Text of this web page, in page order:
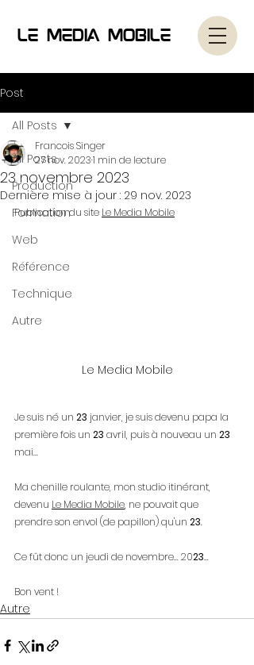
Le Media Mobile
Post
All Posts
Production
Formation
Web
Référence
Technique
Autre
All Posts
23 novembre 2023
Francois Singer
27 nov. 20231 min de lecture
Dernière mise à jour : 29 nov. 2023
Publication du site Le Media Mobile
Le Media Mobile
Je suis né un 23 janvier, je suis devenu papa la
première fois un 23 avril, puis à nouveau un 23
mai...
Ma chenille roulante, mon studio itinérant,
devenu Le Media Mobile, ne pouvait que
prendre son envol (de papillon) qu'un 23.
Ce fût donc un jeudi de novembre... 2023...
Bon vent !
Autre